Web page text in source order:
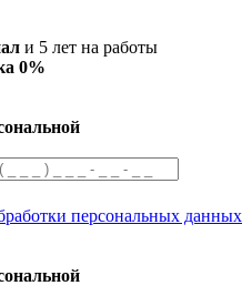
и 5 лет на работы
0%
персональных данных